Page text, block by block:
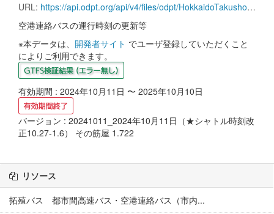
URL: https://api.odpt.org/api/v4/files/odpt/HokkaidoTakushokuBus/Takusyoku_highway_line.zip?date=20241011&acl:consumerKey=[アクセストークン/YOUR_ACCESS_TOKEN]
空港連絡バスの運行時刻の更新等
※本データは、 開発者サイト でユーザ登録していただくこと
によりご利用できます。
有効期間 : 2024年10月11日 〜 2025年10月10日
バージョン : 20241011_2024年10月11日（★シャトル時刻改
正10.27-1.6） その筋屋 1.722
リソース
拓殖バス 都市間高速バス・空港連絡バス（市内...